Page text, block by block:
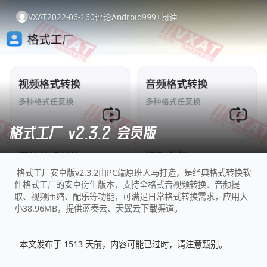
VXAT2022-06-160评论Android999+阅读
格式工厂 v2.3.2 会员版
格式工厂安卓版v2.3.2由PC端原班人马打造，是经典格式转换软
件格式工厂的安卓衍生版本，支持全格式音视频转换、音频提
取、视频压缩、配乐等功能，可满足日常格式转换需求，应用大
小38.96MB，提供蓝奏云、天翼云下载渠道。
本文发布于 1513 天前，内容可能已过时，请注意甄别。